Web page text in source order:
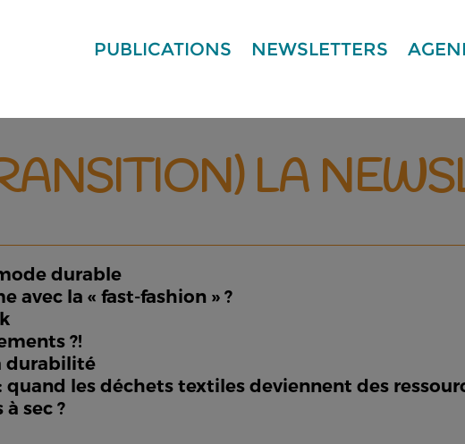
PUBLICATIONS NEWSLETTERS
LA
durable
avec la « fast-fashion » ?
?!
durabilité
les déchets textiles deviennent des
sec ?